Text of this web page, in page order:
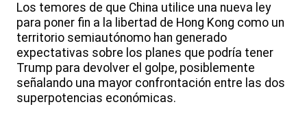
Los temores de que China utilice una nueva ley
para poner fin a la libertad de Hong Kong como un
territorio semiautónomo han generado
expectativas sobre los planes que podría tener
Trump para devolver el golpe, posiblemente
señalando una mayor confrontación entre las dos
superpotencias económicas.